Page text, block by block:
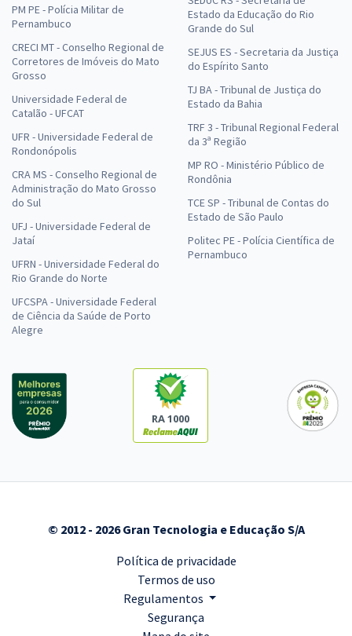
PM PE - Polícia Militar de
Pernambuco
CRECI MT - Conselho Regional de
Corretores de Imóveis do Mato
Grosso
Universidade Federal de
Catalão - UFCAT
UFR - Universidade Federal de
Rondonópolis
CRA MS - Conselho Regional de
Administração do Mato Grosso
do Sul
UFJ - Universidade Federal de
Jataí
UFRN - Universidade Federal do
Rio Grande do Norte
UFCSPA - Universidade Federal
de Ciência da Saúde de Porto
Alegre
Estado da Educação do Rio
Grande do Sul
SEJUS ES - Secretaria da Justiça
do Espírito Santo
TJ BA - Tribunal de Justiça do
Estado da Bahia
TRF 3 - Tribunal Regional Federal
da 3ª Região
MP RO - Ministério Público de
Rondônia
TCE SP - Tribunal de Contas do
Estado de São Paulo
Politec PE - Polícia Científica de
Pernambuco
RA 1000
© 2012 - 2026 Gran Tecnologia e Educação S/A
Política de privacidade
Termos de uso
Regulamentos
Segurança